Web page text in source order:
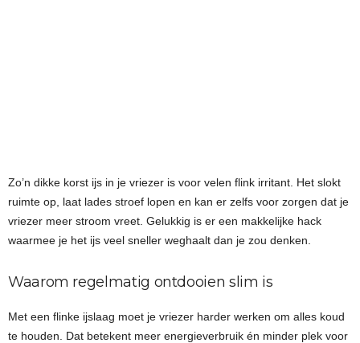
Zo’n dikke korst ijs in je vriezer is voor velen flink irritant. Het slokt
ruimte op, laat lades stroef lopen en kan er zelfs voor zorgen dat je
vriezer meer stroom vreet. Gelukkig is er een makkelijke hack
waarmee je het ijs veel sneller weghaalt dan je zou denken.
Waarom regelmatig ontdooien slim is
Met een flinke ijslaag moet je vriezer harder werken om alles koud
te houden. Dat betekent meer energieverbruik én minder plek voor